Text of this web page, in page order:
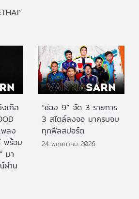
เกิล
พลง
พร้อม
มา
ผ่าน
“ช่อง 9” จัด 3 รายการ
3 สไตล์ลงจอ มาครบจบ
ทุกฟีลสปอร์ต
24 พฤษภาคม 2026